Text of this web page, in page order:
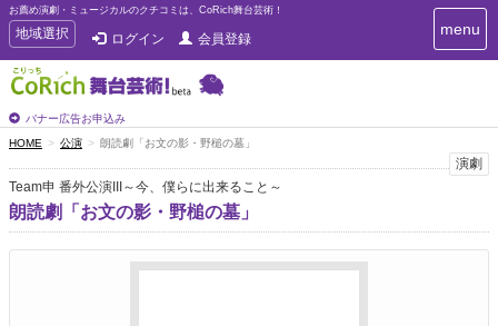
お薦め演劇・ミュージカルのクチコミは、CoRich舞台芸術！
T
o
g
g
e
n
a
v
i
g
地域選択 ログイン 会員登録
バナー広告お申込み
T
o
i
g
menu
HOME 公演 朗読劇「お文の影・野槌の墓」
演劇
Team申 番外公演III～今、僕らに出来ること～
朗読劇「お文の影・野槌の墓」